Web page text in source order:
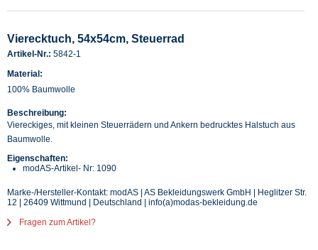
Vierecktuch, 54x54cm, Steuerrad
Artikel-Nr.: 5842-1
Material:
100% Baumwolle
Beschreibung:
Viereckiges, mit kleinen Steuerrädern und Ankern bedrucktes Halstuch aus
Baumwolle.
Eigenschaften:
modAS-Artikel- Nr: 1090
Marke-/Hersteller-Kontakt: modAS | AS Bekleidungswerk GmbH | Heglitzer Str.
12 | 26409 Wittmund | Deutschland | info(a)modas-bekleidung.de
Fragen zum Artikel?